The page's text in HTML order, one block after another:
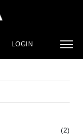
LOGIN
(2)